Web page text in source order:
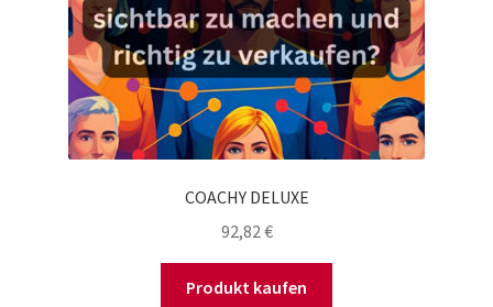
COACHY DELUXE
92,82€
Produkt kaufen